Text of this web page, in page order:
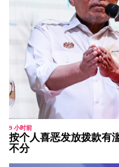
9 小时前
按个人喜恶发放拨款有
不分